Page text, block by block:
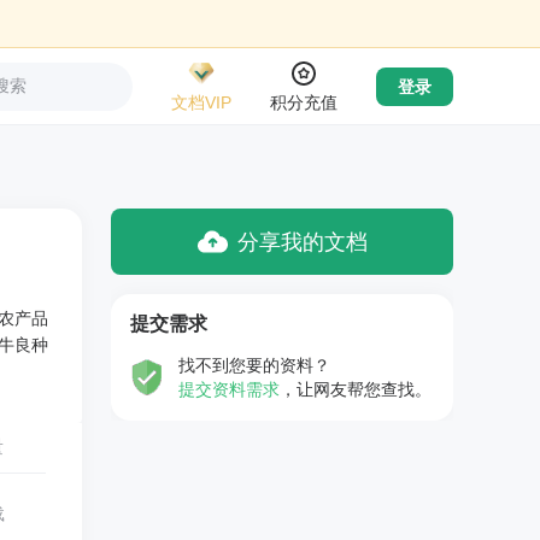
索
文档VIP
积分充值
登录
产品
良种
分享我的文档
提交需求
找不到您要的资料？
提交资料需求 ，让网友帮您查找。